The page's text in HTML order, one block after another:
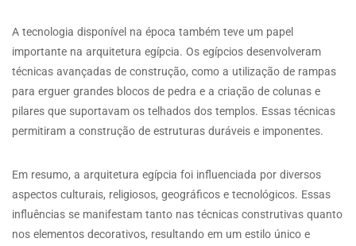
A tecnologia disponível na época também teve um papel
importante na arquitetura egípcia. Os egípcios desenvolveram
técnicas avançadas de construção, como a utilização de rampas
para erguer grandes blocos de pedra e a criação de colunas e
pilares que suportavam os telhados dos templos. Essas técnicas
permitiram a construção de estruturas duráveis e imponentes.
Em resumo, a arquitetura egípcia foi influenciada por diversos
aspectos culturais, religiosos, geográficos e tecnológicos. Essas
influências se manifestam tanto nas técnicas construtivas quanto
nos elementos decorativos, resultando em um estilo único e